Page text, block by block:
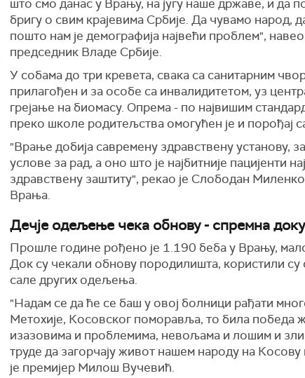
што смо данас у Врању, на југу наше државе, и да
бригу о свим крајевима Србије. Да чувамо народ,
пошто нам је демографија највећи проблем",
председник Владе Србије.
У собама до три кревета, свака са санитарним
прилагођен и за особе са инвалидитетом, уз
грејање на биомасу. Опрема - по највишим
преко школе родитељства омогућен је и порођај
"Врање добија савремену здравствену установу,
услове за рад, а оно што је најбитније пацијенти
здравствену заштиту", рекао је Слободан
Врања.
Дечје одељење чека обнову - спремна
Прошле године рођено је 1.190 беба у Врању,
Док су чекали обнову породилишта, користили
сале других одељења.
"Надам се да ће се баш у овој болници рађати
Метохије, Косовског поморавља, то била победа
изазовима и проблемима, невољама и лошим и
труде да загорчају живот нашем народу на
је премијер Милош Вучевић.